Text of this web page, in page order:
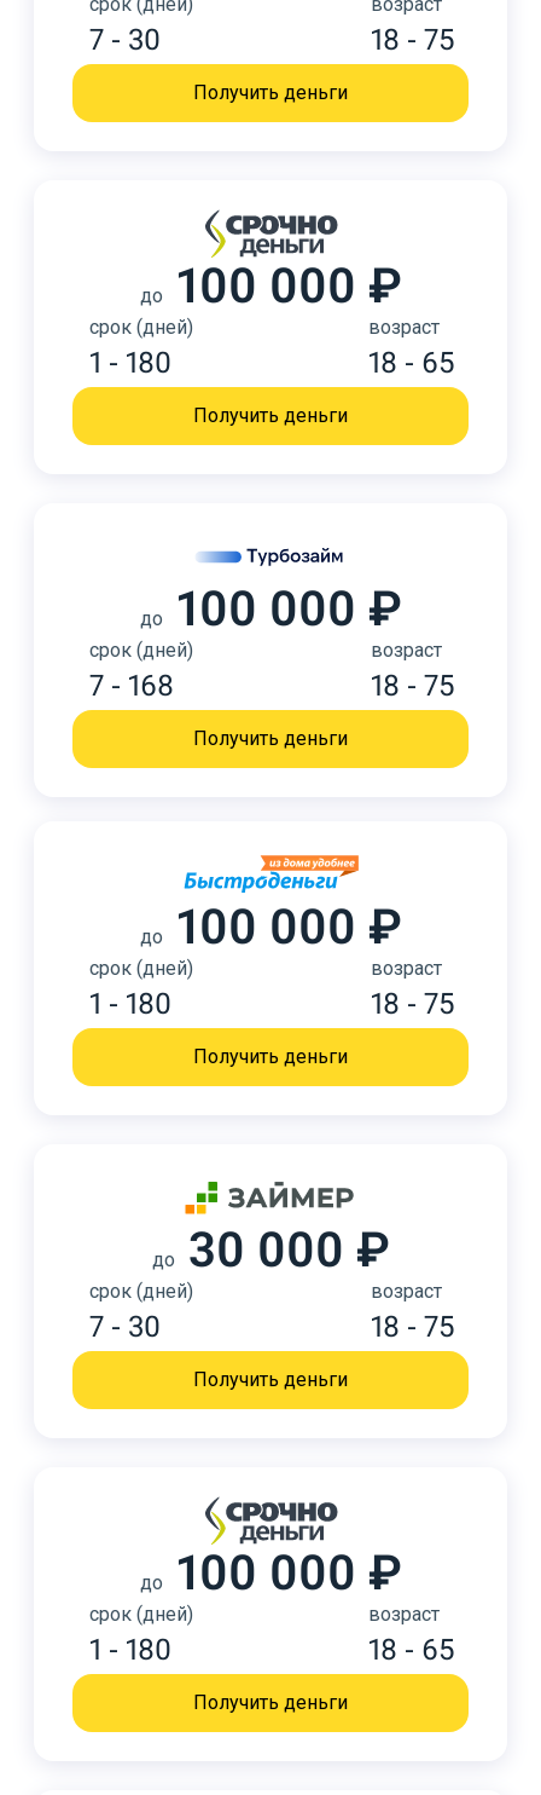
7 - 30 18 - 75
Получить деньги
до 100 000 ₽
срок (дней)
1 - 180
возраст
18 - 65
Получить деньги
до 100 000 ₽
срок (дней)
7 - 168
возраст
18 - 75
Получить деньги
до 100 000 ₽
срок (дней)
1 - 180
возраст
18 - 75
Получить деньги
до 30 000 ₽
срок (дней)
7 - 30
возраст
18 - 75
Получить деньги
до 100 000 ₽
срок (дней)
1 - 180
возраст
18 - 65
Получить деньги